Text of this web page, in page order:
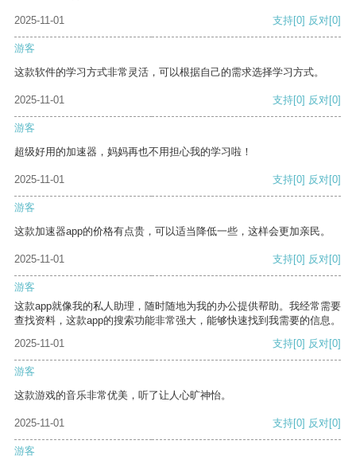
2025-11-01 支持[0] 反对[0]
游客
这款软件的学习方式非常灵活，可以根据自己的需求选择学习方式。
2025-11-01 支持[0] 反对[0]
游客
超级好用的加速器，妈妈再也不用担心我的学习啦！
2025-11-01 支持[0] 反对[0]
游客
这款加速器app的价格有点贵，可以适当降低一些，这样会更加亲民。
2025-11-01 支持[0] 反对[0]
游客
这款app就像我的私人助理，随时随地为我的办公提供帮助。我经常需要
查找资料，这款app的搜索功能非常强大，能够快速找到我需要的信息。
2025-11-01
支持[0] 反对[0]
游客
这款游戏的音乐非常优美，听了让人心旷神怡。
2025-11-01 支持[0] 反对[0]
游客